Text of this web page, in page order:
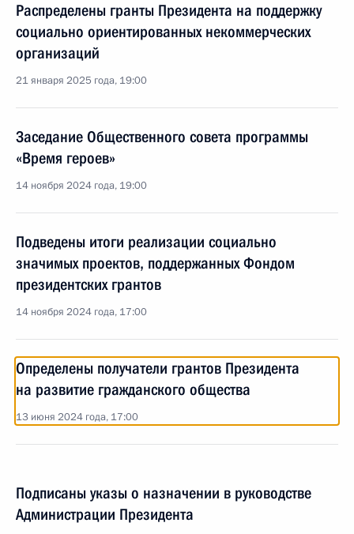
Распределены гранты Президента на поддержку
социально ориентированных некоммерческих
организаций
21 января 2025 года, 19:00
Заседание Общественного совета программы
«Время героев»
14 ноября 2024 года, 19:00
Подведены итоги реализации социально
значимых проектов, поддержанных Фондом
президентских грантов
14 ноября 2024 года, 17:00
Определены получатели грантов Президента
на развитие гражданского общества
13 июня 2024 года, 17:00
Подписаны указы о назначении в руководстве
Администрации Президента